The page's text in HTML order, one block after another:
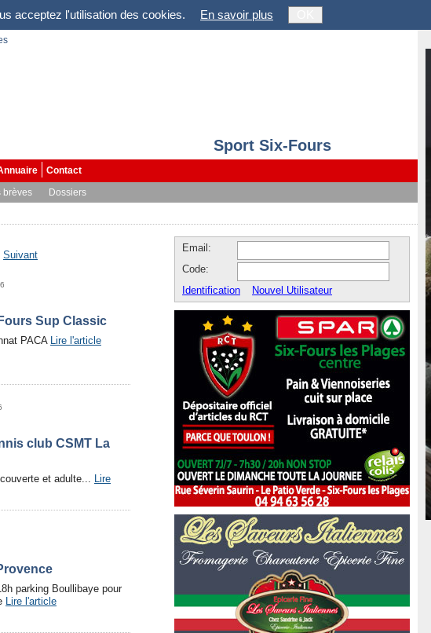
acceptez l'utilisation des cookies. En savoir plus
Sport Six-Fours
Contact
brèves Dossiers
Suivant
Sup Classic
PACA Lire l'article
club CSMT La
et adulte... Lire
parking Boullibaye pour
Lire l'article
Email:
Code:
Identification
Nouvel Utilisateur